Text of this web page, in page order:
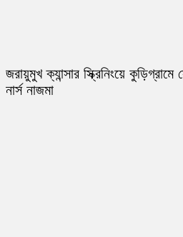
জরায়ুমুখ ক্যান্সার স্ক্রিনিংয়ে
নার্স নাজমা